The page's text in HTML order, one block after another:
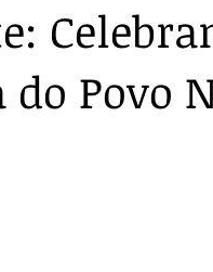
do Povo